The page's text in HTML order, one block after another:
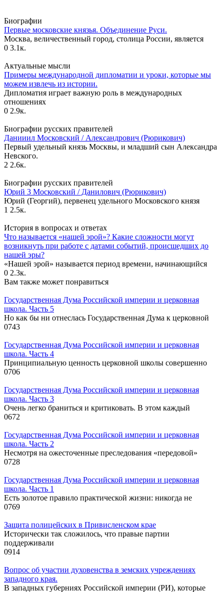
Биографии
Первые московские князья. Объединение Руси.
Москва, величественный город, столица России, является
0 3.1к.
Актуальные мысли
Примеры международной дипломатии и уроки, которые мы
можем извлечь из истории.
Дипломатия играет важную роль в международных
отношениях
0 2.9к.
Биографии русских правителей
Данииил Московский / Александрович (Рюрикович)
Первый удельный князь Москвы, и младший сын Александра
Невского.
2 2.6к.
Биографии русских правителей
Юрий 3 Московский / Данилович (Рюрикович)
Юрий (Георгий), первенец удельного Московского князя
1 2.5к.
История в вопросах и ответах
Что называется «нашей эрой»? Какие сложности могут
возникнуть при работе с датами событий, происшедших до
нашей эры?
«Нашей эрой» называется период времени, начинающийся
0 2.3к.
Вам также может понравиться
Государственная Дума Российской империи и церковная
школа. Часть 5
Но как бы ни отнеслась Государственная Дума к церковной
0743
Государственная Дума Российской империи и церковная
школа. Часть 4
Принципиальную ценность церковной школы совершенно
0706
Государственная Дума Российской империи и церковная
школа. Часть 3
Очень легко браниться и критиковать. В этом каждый
0672
Государственная Дума Российской империи и церковная
школа. Часть 2
Несмотря на ожесточенные преследования «передовой»
0728
Государственная Дума Российской империи и церковная
школа. Часть 1
Есть золотое правило практической жизни: никогда не
0769
Защита полицейских в Привисленском крае
Исторически так сложилось, что правые партии
поддерживали
0914
Вопрос об участии духовенства в земских учреждениях
западного края.
В западных губерниях Российской империи (РИ), которые